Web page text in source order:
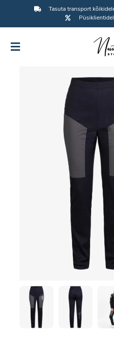
Tasuta transport